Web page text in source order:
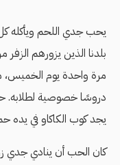
يحب جدي اللحم ويأكله
بلدنا الذين يزورهم
مرة واحدة يوم الخميس،
دروسًا خصوصية لطلابه.
يجد كوب الكاكاو في يده
كان الحب أن ينادي جدي